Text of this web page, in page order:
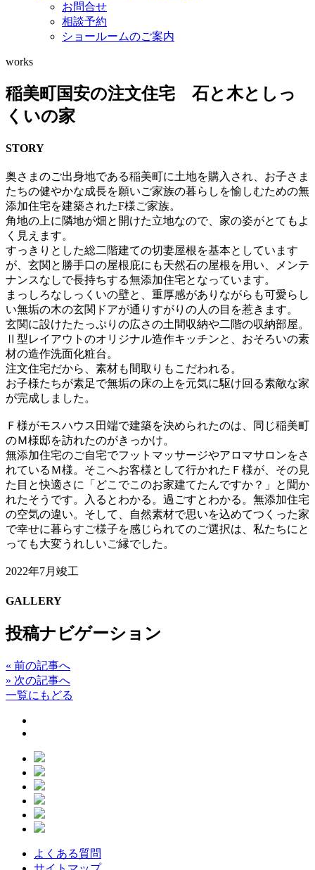
お問合せ
相談予約
ショールームのご案内
works
稲美町国安の注文住宅 石と木としっ
くいの家
STORY
奥さまのご出身地である稲美町に土地を購入され、お子さま
たちの健やかな成長を願いご家族の暮らしを愉しむための無
添加住宅を建築されたF様ご家族。
角地の上に隣地が畑と開けた立地なので、家の姿がとてもよ
く見えます。
すっきりとした総二階建ての切妻屋根を基本としています
が、玄関と勝手口の屋根庇にも天然石の屋根を用い、メンテ
ナンスなしで長持ちする無添加住宅となっています。
まっしろなしっくいの壁と、重厚感がありながらも可愛らし
い無垢の木の玄関ドアが通りすがりの人の目を惹きます。
玄関に設けたたっぷりの広さの土間収納や二階の収納部屋。
Ⅱ型レイアウトのオリジナル造作キッチンと、おそろいの素
材の造作洗面化粧台。
注文住宅だから、素材も間取りもこだわれる。
お子様たちが素足で無垢の床の上を元気に駆け回る素敵な家
が完成しました。
Ｆ様がモスハウス田端で建築を決められたのは、同じ稲美町
のＭ様邸を訪れたのがきっかけ。
無添加住宅のご自宅でフットマッサージやアロマサロンをさ
れているＭ様。そこへお客様として行かれたＦ様が、その見
た目と快適さに「どこでこのお家建てたんですか？」と聞か
れたそうです。入るとわかる。過ごすとわかる。無添加住宅
の空気の違い。そして、自然素材で思いを込めてつくった家
で幸せに暮らすご様子を感じられてのご選択は、私たちにと
っても大変うれしいご縁でした。
2022年7月竣工
GALLERY
投稿ナビゲーション
« 前の記事へ
» 次の記事へ
一覧にもどる
よくある質問